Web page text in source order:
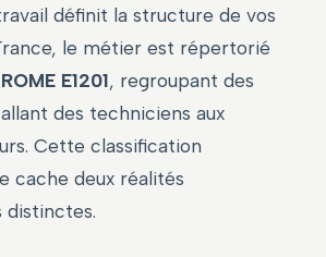
définit la structure de vos
le métier est répertorié
E1201, regroupant des
des techniciens aux
Cette classification
cache deux réalités
distinctes.